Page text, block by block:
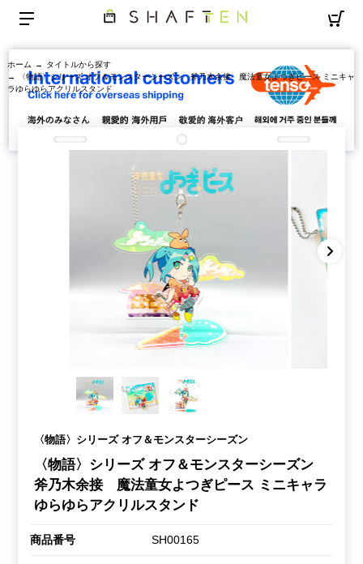
ホーム →
タイトルから探す
→ 〈物語〉シリーズ オフ＆モンスターシーズン 斧乃木余接 魔法童女よつぎピース ミニキャ
ラゆらゆらアクリルスタンド
〈物語〉シリーズ オフ＆モンスターシーズン
〈物語〉シリーズ オフ＆モンスターシーズン
斧乃木余接 魔法童女よつぎピース ミニキャラ
ゆらゆらアクリルスタンド
商品番号 SH00165